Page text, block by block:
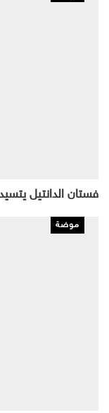
فستان الدانتيل يتسيد
موضة